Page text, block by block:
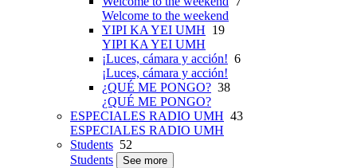
Welcome to the weekend
YIPI KA YEI UMH 19
YIPI KA YEI UMH
¡Luces, cámara y acción! 6
¡Luces, cámara y acción!
¿QUÉ ME PONGO? 38
¿QUÉ ME PONGO?
ESPECIALES RADIO UMH 43
ESPECIALES RADIO UMH
Students 52
Students
See more